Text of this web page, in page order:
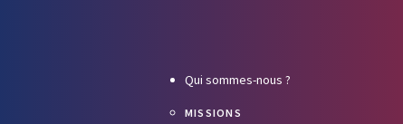
Qui sommes-nous ?
MISSIONS